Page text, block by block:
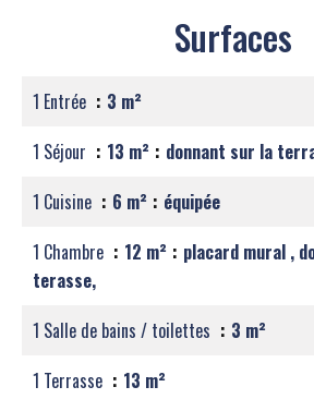
Surfaces
1 Entrée
3 m²
1 Séjour
13 m²
donnant sur la
1 Cuisine
6 m²
équipée
1 Chambre
12 m²
placard mural ,
terasse,
1 Salle de bains / toilettes
3 m²
1 Terrasse
13 m²